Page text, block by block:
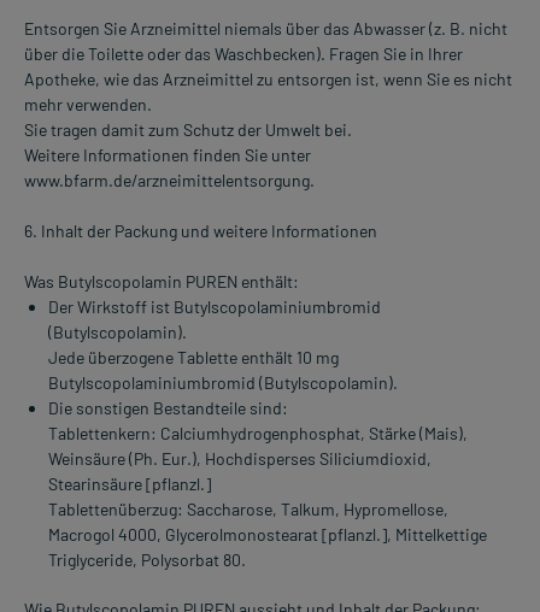
Entsorgen Sie Arzneimittel niemals über das Abwasser (z. B. nicht
über die Toilette oder das Waschbecken). Fragen Sie in Ihrer
Apotheke, wie das Arzneimittel zu entsorgen ist, wenn Sie es nicht
mehr verwenden.
Sie tragen damit zum Schutz der Umwelt bei.
Weitere Informationen finden Sie unter
www.bfarm.de/arzneimittelentsorgung.
6. Inhalt der Packung und weitere Informationen
Was Butylscopolamin PUREN enthält:
Der Wirkstoff ist Butylscopolaminiumbromid
(Butylscopolamin).
Jede überzogene Tablette enthält 10 mg
Butylscopolaminiumbromid (Butylscopolamin).
Die sonstigen Bestandteile sind:
Tablettenkern: Calciumhydrogenphosphat, Stärke (Mais),
Weinsäure (Ph. Eur.), Hochdisperses Siliciumdioxid,
Stearinsäure [pflanzl.]
Tablettenüberzug: Saccharose, Talkum, Hypromellose,
Macrogol 4000, Glycerolmonostearat [pflanzl.], Mittelkettige
Triglyceride, Polysorbat 80.